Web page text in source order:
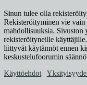
Sinun tulee olla
Rekisteröityminen vie vain
mahdollisuuksia. Sivuston
rekisteröityneille
liittyvät käytännöt ennen
keskustelufoorumin
Käyttöehdot|